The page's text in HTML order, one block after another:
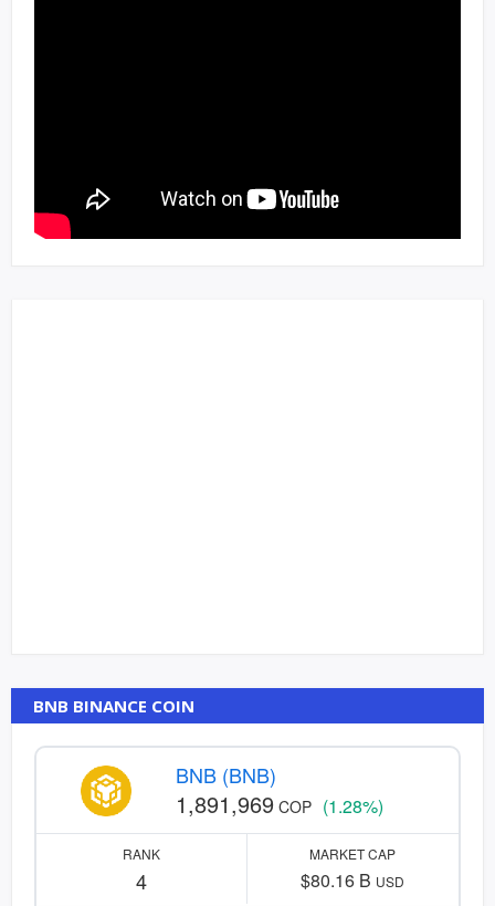
BNB BINANCE COIN
BNB (BNB)
1,891,969 COP (1.28%)
RANK
4
MARKET CAP
$80.16 B USD